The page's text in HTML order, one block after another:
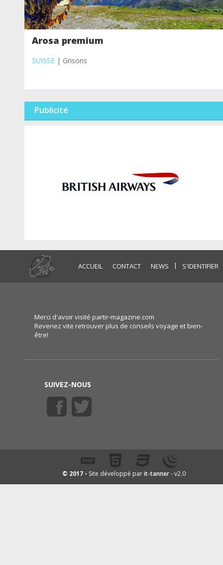
Arosa premium
SUISSE| Grisons
Publicité
ACCUEIL CONTACT NEWS | S'IDENTIFIER
Merci d'avoir visité partir-magazine.com
Revenez vite retrouver plus de conseils voyage et bien-
être!
SUIVEZ-NOUS
© 2017 - Site développé parit-tanner- v2.0